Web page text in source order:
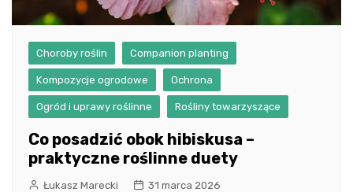
Choroby roślin Companion planting
Kompozycje ogrodowe Ochrona
Ogród i uprawy roślinne Rośliny towarzyszące
Co posadzić obok hibiskusa –
praktyczne roślinne duety
Łukasz Marecki 31 marca 2026